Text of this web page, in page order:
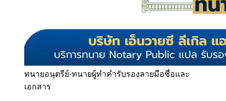
ทนายอนุตรีย์·ทนายผู้ทำคำรับรองลายมือชื่อและ
เอกสาร